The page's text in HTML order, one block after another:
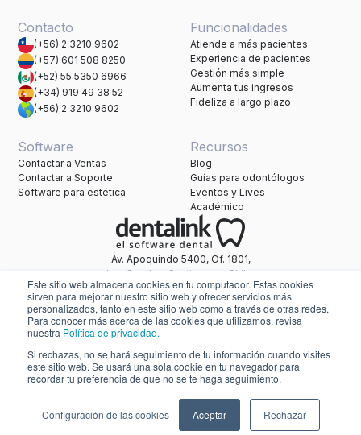
Este sitio web almacena cookies en tu computador. Estas cookies
sirven para mejorar nuestro sitio web y ofrecer servicios más
personalizados, tanto en este sitio web como a través de otras redes.
Para conocer más acerca de las cookies que utilizamos, revisa
nuestra Política de privacidad.
Si rechazas, no se hará seguimiento de tu información cuando visites
este sitio web. Se usará una sola cookie en tu navegador para
recordar tu preferencia de que no se te haga seguimiento.
Configuración de las cookies Aceptar Rechazar
Av. Apoquindo 5400, Of. 1801,
Las Condes, Santiago de Chile.
Una marca de Healthatom.
Contacto
(+56) 2 3210 9602
(+57) 601 508 8250
(+52) 55 5350 6966
(+34) 919 49 38 52
(+56) 2 3210 9602
Funcionalidades
Atiende a más pacientes
Experiencia de pacientes
Gestión más simple
Aumenta tus ingresos
Fideliza a largo plazo
Software
Contactar a Ventas
Contactar a Soporte
Software para estética
Recursos
Blog
Guías para odontólogos
Eventos y Lives
Académico
soporte@dentalink.net
Políticas de Privacidad
Términos y Condiciones
Acuerdo de procesamiento de datos
Política General de Seguridad de la Información